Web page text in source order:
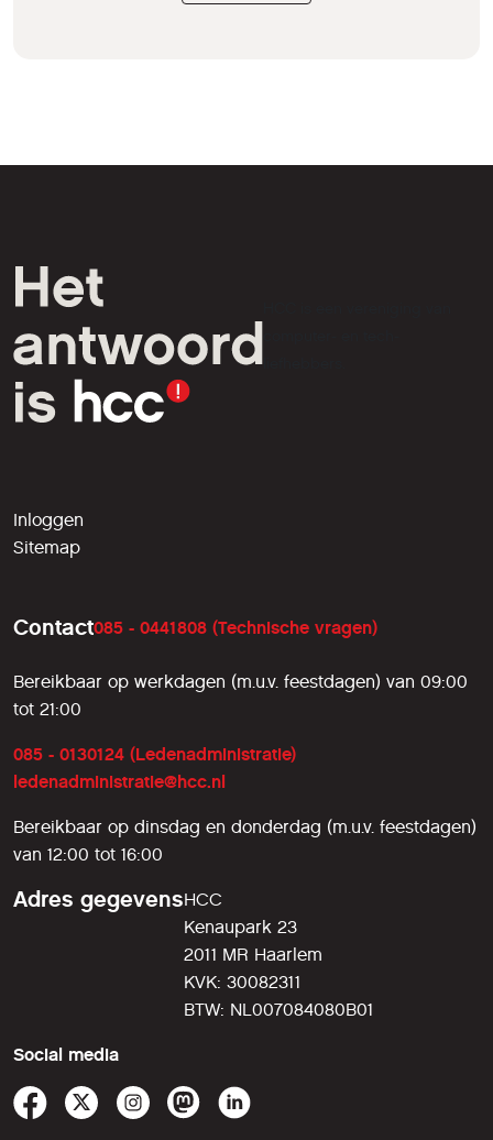
liefhebbers.
Inloggen
Sitemap
Contact085 - 0441808 (Technische vragen)
Bereikbaar op werkdagen (m.u.v. feestdagen) van 09:00
tot 21:00
085 - 0130124 (Ledenadministratie)
ledenadministratie@hcc.nl
Bereikbaar op dinsdag en donderdag (m.u.v. feestdagen)
van 12:00 tot 16:00
Adres gegevensHCC
Kenaupark 23
2011 MR Haarlem
KVK: 30082311
BTW: NL007084080B01
Social media